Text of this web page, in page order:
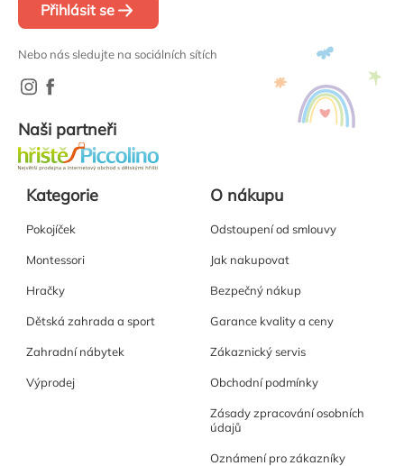
Přihlásit se
Nebo nás sledujte na sociálních sítích
Naši partneři
Kategorie
Pokojíček
Montessori
Hračky
Dětská zahrada a sport
Zahradní nábytek
Výprodej
O nákupu
Odstoupení od smlouvy
Jak nakupovat
Bezpečný nákup
Garance kvality a ceny
Zákaznický servis
Obchodní podmínky
Zásady zpracování osobních
údajů
Oznámení pro zákazníky